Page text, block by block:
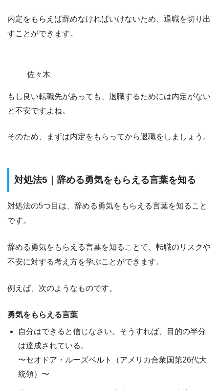
内定をもらえば辞めなければいけないため、退職を切り出
すことができます。
佐々木
もし良い転職先があっても、退職するためには内定がない
と不安ですよね。
そのため、まずは内定をもらってから退職をしましょう。
対処法5｜辞める勇気をもらえる言葉を知る
対処法の5つ目は、 辞める勇気をもらえる言葉を知ること
です。
辞める勇気をもらえる言葉を知ることで、 転職のリスクや
不安に対する考え方を学ぶことができます。
例えば、次のようなものです。
勇気をもらえる言葉
自分はできると信じなさい。そうすれば、目的の半分
は達成されている。
〜セオドア・ルーズベルト（アメリカ合衆国第26代大
統領）〜